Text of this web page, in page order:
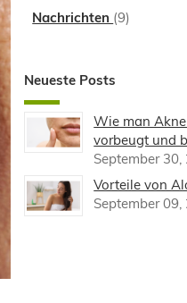
Nachrichten (9)
Neueste Posts
Wie man
vorbeugt und
September 30,
Vorteile von
September 09,